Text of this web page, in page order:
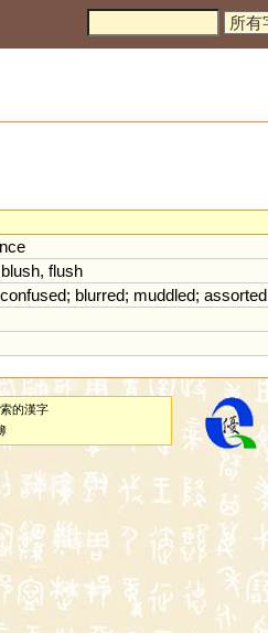
blush, flush
confused; blurred; muddled; assorted
的漢字